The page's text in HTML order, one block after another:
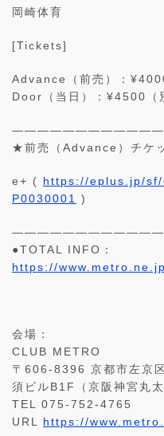
岡崎体育
[Tickets]
Advance（前売）：
Door（当日）：¥4500（
★前売（Advance）チケ
e+ ( https://eplus.jp/
P0030001 )
●TOTAL INFO：
https://
会場：
CLUB METRO
〒606-8396 京都市左京
須ビルB1F（京阪神宮丸
TEL 075-752-4765
URL https://